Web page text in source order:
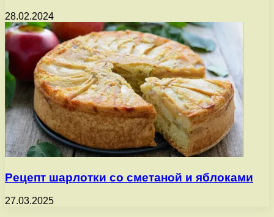
28.02.2024
Рецепт шарлотки со сметаной и яблоками
27.03.2025